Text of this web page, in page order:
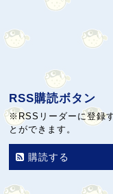
RSS購読ボタン
※RSSリーダーに登録
とができます。
購読する